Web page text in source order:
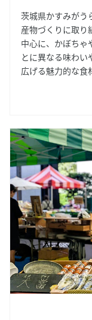
茨城県かすみがう
産物づくりに取り
中心に、かぼちゃ
とに異なる味わ
広げる魅力的な食